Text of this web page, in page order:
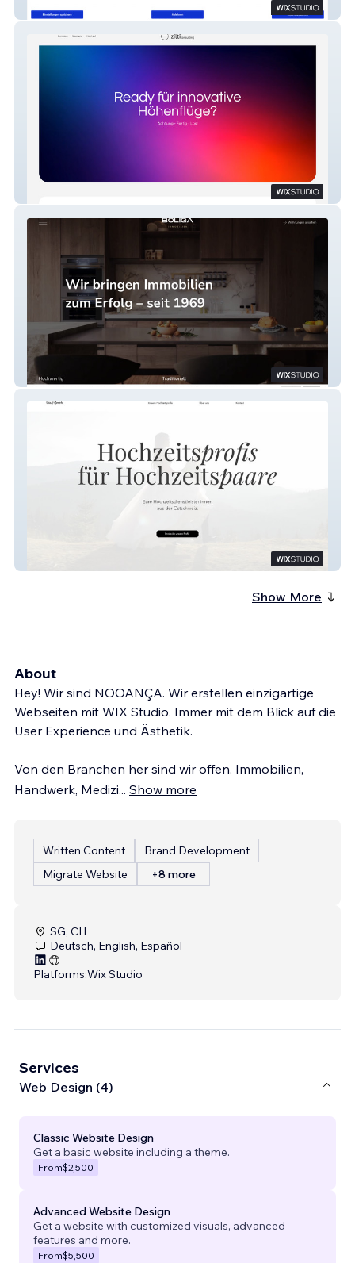
Augenpraxis Gersag AG – Medizin
BOLIGA AG – Immobilien
Show More
About
Hey! Wir sind NOOANÇA. Wir erstellen einzigartige
Webseiten mit WIX Studio. Immer mit dem Blick auf die
User Experience und Ästhetik.
Von den Branchen her sind wir offen. Immobilien,
Handwerk, Medizi... Show more
Written Content
Brand Development
Migrate Website
+8 more
SG, CH
Deutsch, English, Español
Platforms:Wix Studio
Services
Web Design (4)
Classic Website Design
Get a basic website including a theme.
From$2,500
Advanced Website Design
Get a website with customized visuals, advanced
features and more.
From$5,500